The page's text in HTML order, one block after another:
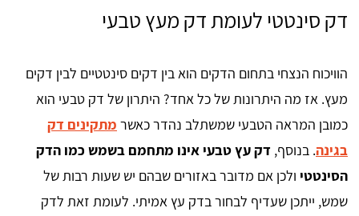
דק סינטטי לעומת דק מעץ טבעי
הוויכוח הנצחי בתחום הדקים הוא בין דקים סינטטיים לבין דקים
מעץ. אז מה היתרונות של כל אחד? היתרון של דק טבעי הוא
כמובן המראה הטבעי שמשתלב נהדר כאשר מתקינים דק
בגינה. בנוסף, דק עץ טבעי אינו מתחמם בשמש כמו הדק
הסינטטי ולכן אם מדובר באזורים שבהם יש שעות רבות של
שמש, ייתכן שעדיף לבחור בדק עץ אמיתי. לעומת זאת לדק